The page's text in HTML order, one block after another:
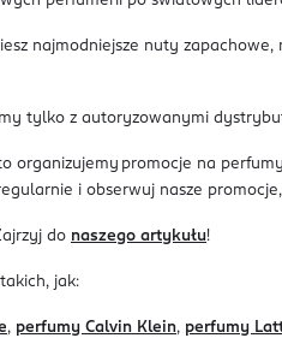
najmodniejsze nuty zapachowe,
tylko z autoryzowanymi
organizujemy promocje na
i obserwuj nasze
do naszego artykułu!
jak:
, perfumy Calvin Klein, perfumy